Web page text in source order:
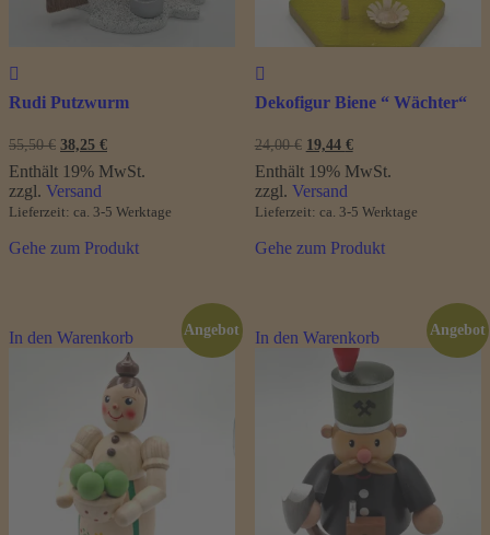
Rudi Putzwurm
55,50€ Ursprünglicher
Preis
war:
55,50 €
38,25 €Aktueller
Preis
ist:
Enthält 19% MwSt.
zzgl. Versand
Lieferzeit: ca. 3-5 Werktage
Gehe zum Produkt
Dekofigur Biene “ Wächter“
24,00€ Ursprünglicher
Preis
war:
24,00 €
19,44 €Aktueller
Preis
ist:
Enthält 19% MwSt.
zzgl. Versand
Lieferzeit: ca. 3-5 Werktage
Gehe zum Produkt
In den Warenkorb Angebot In den Warenkorb Angebot